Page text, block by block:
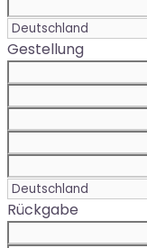
Gestellung
Rückgabe